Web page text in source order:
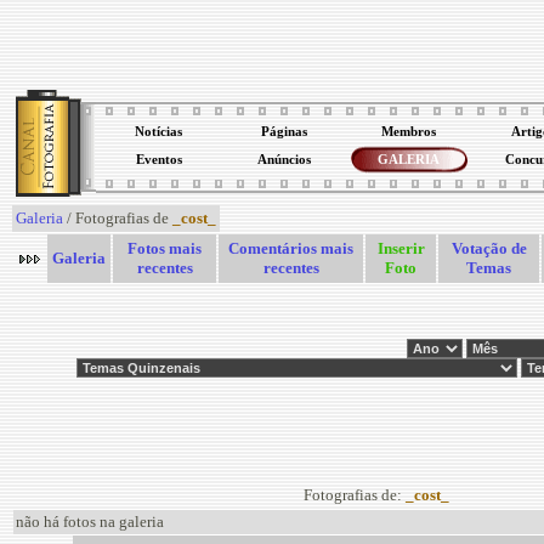
Notícias Páginas Membros
Eventos Anúncios GALERIA
Galeria / Fotografias de _cost_
Galeria
Fotos mais
recentes
Comentários mais
recentes
Inserir
Foto
Votação de
Temas
Fotografias de:
_cost_
não há fotos na galeria